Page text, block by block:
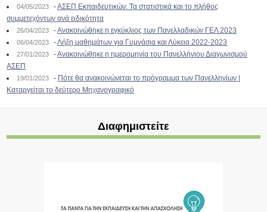
04/05/2023 -ΑΣΕΠ Εκπαιδευτικών: Τα στατιστικά και το πλήθος
συμμετεχόντων ανά ειδικότητα
26/04/2023 -Ανακοινώθηκε η εγκύκλιος των Πανελλαδικών ΓΕΛ 2023
06/04/2023 -Λήξη μαθημάτων για Γυμνάσια και Λύκεια 2022-2023
27/01/2023 -Ανακοινώθηκε η ημερομηνία του Πανελλήνιου Διαγωνισμού
ΑΣΕΠ
19/01/2023 - Πότε θα ανακοινώνεται το πρόγραμμα των Πανελληνίων |
Καταργείται το δεύτερο Μηχανογραφικό
Διαφημιστείτε